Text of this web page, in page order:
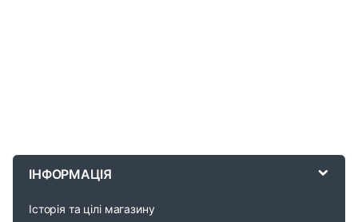
ІНФОРМАЦІЯ
Історія та цілі магазину